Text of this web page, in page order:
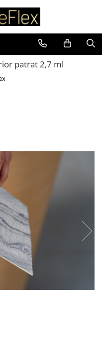
patrat 2,7 ml